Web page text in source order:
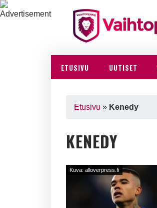
ETUSIVU UUTISET
Etusivu » Kenedy
KENEDY
Kuva: alloverpress.fi